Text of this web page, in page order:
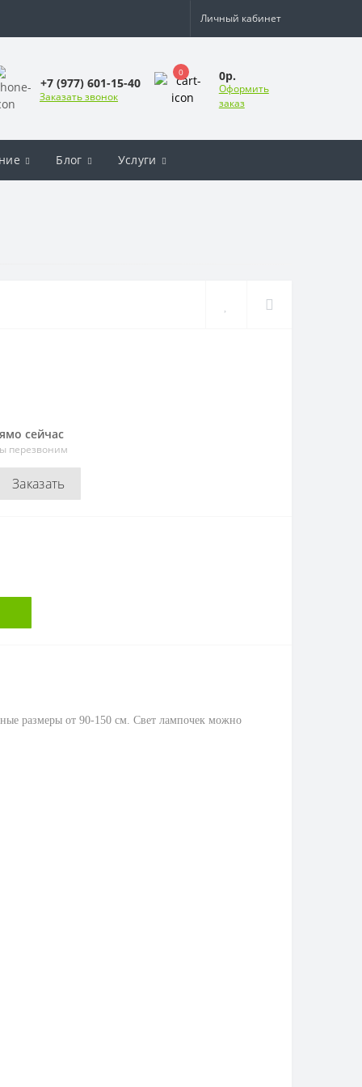
Личный кабинет
+7 (977) 601-15-40
Заказать звонок
0 0р.
Оформить
заказ
Блог Услуги
сейчас
перезвоним
Заказать
размеры от 90-150 см. Свет лампочек можно